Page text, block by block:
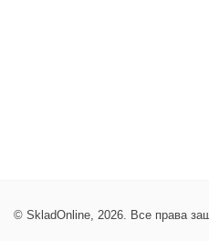
© SkladOnline, 2026. Все права